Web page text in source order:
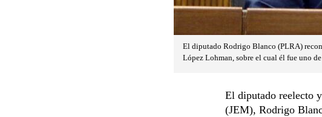
El diputado Rodrigo Blanco (PLRA)
López Lohman, sobre el cual él fue uno
El diputado reelecto
(JEM), Rodrigo